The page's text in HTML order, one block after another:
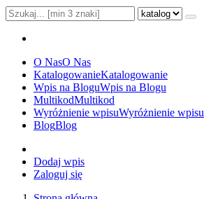
O NasO Nas
KatalogowanieKatalogowanie
Wpis na BloguWpis na Blogu
MultikodMultikod
Wyróżnienie wpisuWyróżnienie wpisu
BlogBlog
Dodaj wpis
Zaloguj się